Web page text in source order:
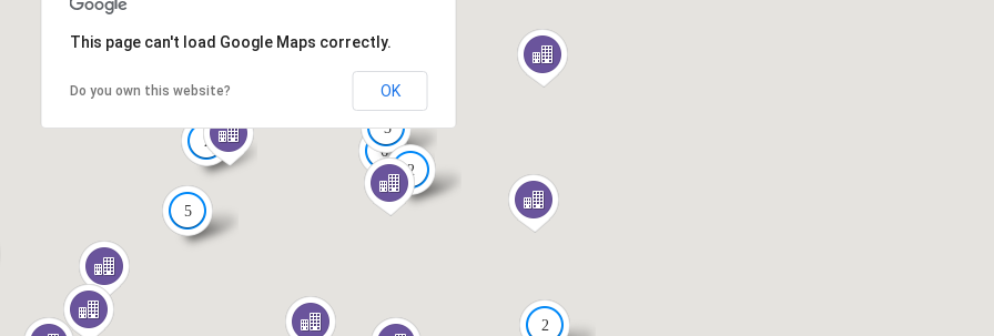
6
2
3
2
5
2
This page can't load Google Maps correctly.
Do you own this website? OK